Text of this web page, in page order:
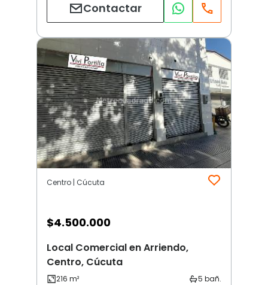
Contactar
Centro | Cúcuta
$4.500.000
Local Comercial en Arriendo,
Centro, Cúcuta